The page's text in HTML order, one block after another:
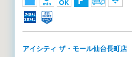
アイシティ ザ・モール仙台長町店